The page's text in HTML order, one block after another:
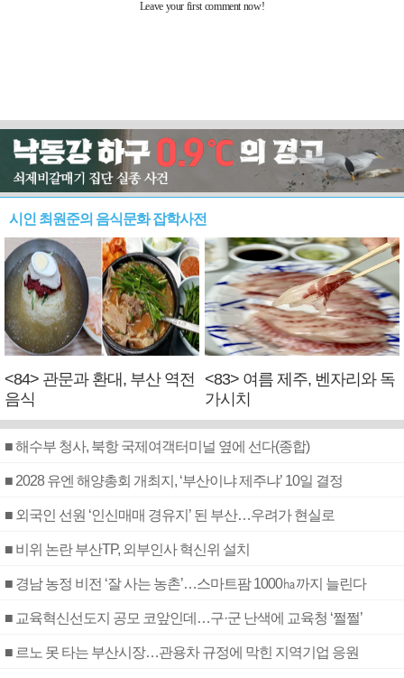
시인 최원준의 음식문화 잡학사전
<84> 관문과 환대, 부산 역전
음식
<83> 여름 제주, 벤자리와 독
가시치
■ 해수부 청사, 북항 국제여객터미널 옆에 선다(종합)
■ 2028 유엔 해양총회 개최지, ‘부산이냐 제주냐’ 10일 결정
■ 외국인 선원 ‘인신매매 경유지’ 된 부산…우려가 현실로
■ 비위 논란 부산TP, 외부인사 혁신위 설치
■ 경남 농정 비전 ‘잘 사는 농촌’…스마트팜 1000㏊까지 늘린다
■ 교육혁신선도지 공모 코앞인데…구·군 난색에 교육청 ‘쩔쩔’
■ 르노 못 타는 부산시장…관용차 규정에 막힌 지역기업 응원